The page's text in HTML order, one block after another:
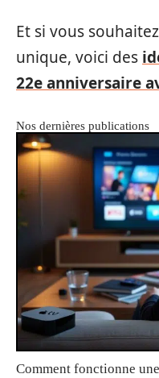
Et si vous
unique, voici des
22e anniversaire
Nos dernières publications
Comment fonctionne